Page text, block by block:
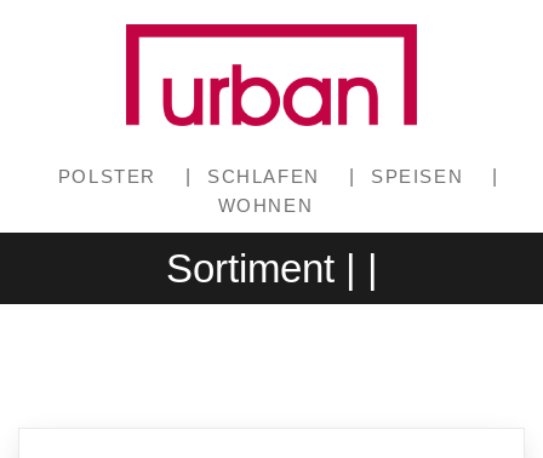
POLSTER SCHLAFEN SPEISEN
WOHNEN
Sortiment | |